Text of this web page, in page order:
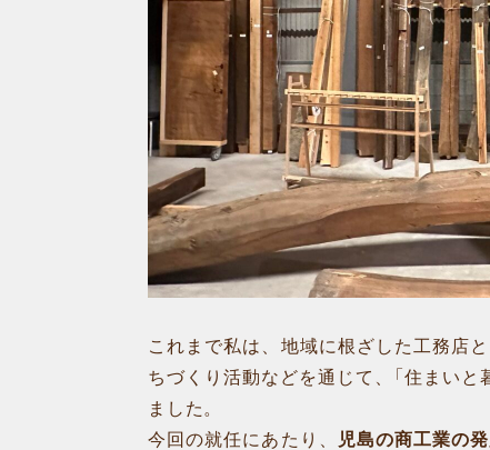
これまで私は、地域に根ざした工務店
ちづくり活動などを通じて、「住まい
ました。
今回の就任にあたり、
児島の商工業の